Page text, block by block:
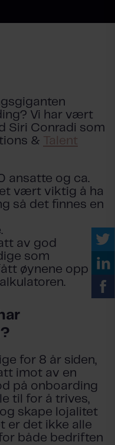
Vi har vært
Siri Conradi som
&
Talent
ansatte og ca.
vært viktig å ha
så det finnes en
av god
som
øynene opp
for 8 år siden,
imot av en
på onboarding
til for å trives,
skape lojalitet
er det ikke alle
både bedriften